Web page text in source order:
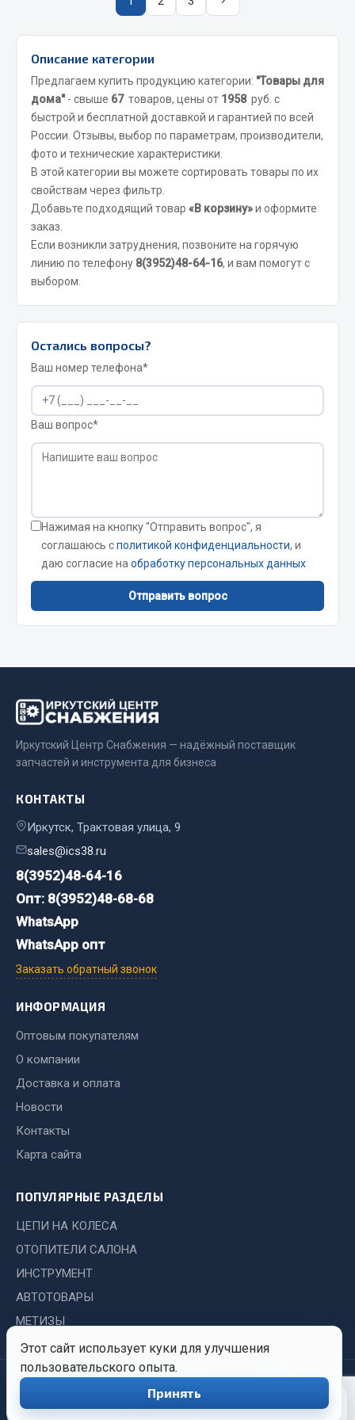
Весь раздел
Запчасти SHAANXI (SHACMAN)
Система питания
Тормозная система
Колеса и шины
Система охлаждения
Кабина
Показать ещё
Весь раздел
Запчасти FAW
Подвеска
Сцепление
Ось передняя
Показать ещё
Mann-filter
Автоторг
Дифа
Цитрон
Фильтры DONALDSON
Показать ещё
Весь раздел
Всё для сварки
Газосварка
Маски, краги сварщика
Сварочное оборудование
Сварочные материалы
Весь раздел
Подшипники
Весь раздел
Стяжки, тросы, канаты
Описание категории
Предлагаем купить продукцию категории: "Товары для
дома"- свыше 67 товаров, цены от 1958 руб. с
быстрой и бесплатной доставкой и гарантией по всей
России. Отзывы, выбор по параметрам, производители,
фото и технические характеристики.
В этой категории вы можете сортировать товары по их
свойствам через фильтр.
Добавьте подходящий товар «В корзину»и оформите
заказ.
Если возникли затруднения, позвоните на горячую
линию по телефону 8(3952)48-64-16, и вам помогут с
выбором.
Остались вопросы?
Ваш номер телефона*
Ваш вопрос*
Нажимая на кнопку "Отправить вопрос", я
соглашаюсь сполитикой конфиденциальности, и
даю согласие на обработку персональных данных
Отправить вопрос
Этот сайт использует куки для улучшения
пользовательского опыта.
Принять
Иркутский Центр Снабжения — надёжный поставщик
запчастей и инструмента для бизнеса
КОНТАКТЫ
Иркутск, Трактовая улица, 9
sales@ics38.ru
8(3952)48-64-16
Опт: 8(3952)48-68-68
WhatsApp
WhatsApp опт
Заказать обратный звонок
ИНФОРМАЦИЯ
Оптовым покупателям
О компании
Доставка и оплата
Новости
Контакты
Карта сайта
ПОПУЛЯРНЫЕ РАЗДЕЛЫ
ЦЕПИ НА КОЛЕСА
ОТОПИТЕЛИ САЛОНА
ИНСТРУМЕНТ
АВТОТОВАРЫ
МЕТИЗЫ
© 2026 Иркутский Центр Политика
конфиденциальности
Обработка